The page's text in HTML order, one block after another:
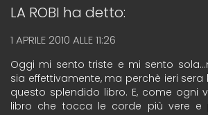
LA ROBI ha detto:
1 APRILE 2010 ALLE 11:26
Oggi mi sento triste e mi sento
sia effettivamente, ma perchè ieri
questo splendido libro. E, come ogni
libro che tocca le corde più vere e